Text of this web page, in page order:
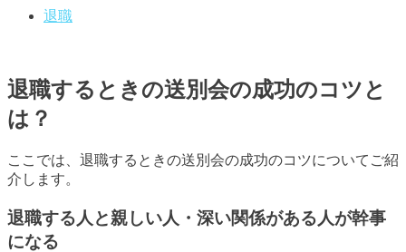
退職
退職するときの送別会の成功のコツと
は？
ここでは、退職するときの送別会の成功のコツについてご紹
介します。
退職する人と親しい人・深い関係がある人が幹事
になる